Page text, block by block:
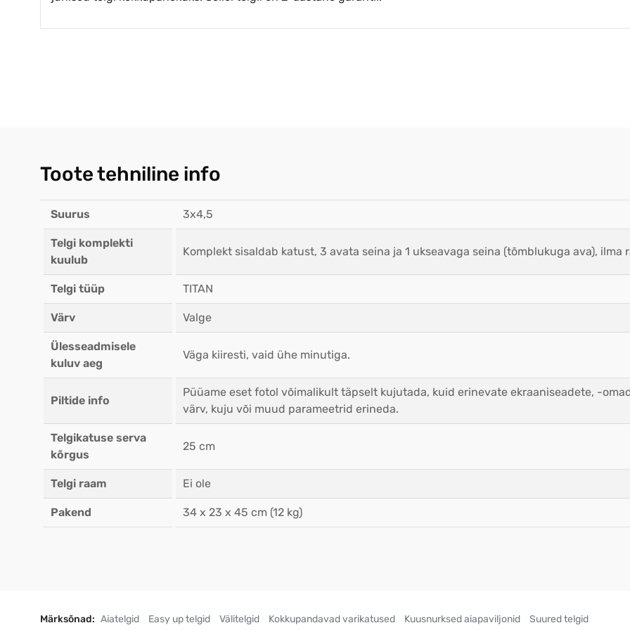
Toote tehniline info
Suurus 3x4,5
Telgi komplekti
kuulub
Komplekt sisaldab katust, 3 avata seina ja 1 ukseavaga seina (tõmblukuga ava), ilma
Telgi tüüp TITAN
Värv Valge
Ülesseadmisele
kuluv aeg
Väga kiiresti, vaid ühe minutiga.
Piltide info
Püüame eset fotol võimalikult täpselt kujutada, kuid erinevate ekraaniseadete, -
värv, kuju või muud parameetrid erineda.
Telgikatuse serva
kõrgus
25 cm
Telgi raam Ei ole
Pakend 34 x 23 x 45 cm (12 kg)
Märksõnad: Aiatelgid Easy up telgid Välitelgid Kokkupandavad varikatused Kuusnurksed aiapaviljonid Suured telgid